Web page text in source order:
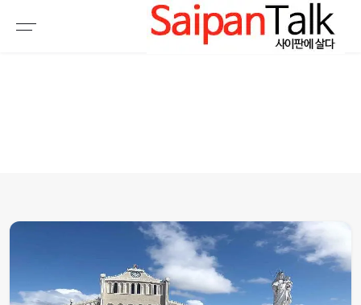
여행정보
생활정보